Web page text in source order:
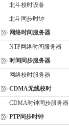
北斗校时设备
北斗同步时钟
网络时间服务器
NTP网络时间服务器
时间同步服务器
网络校时服务器
CDMA无线校时
CDMA时钟同步服务器
PTP同步时钟